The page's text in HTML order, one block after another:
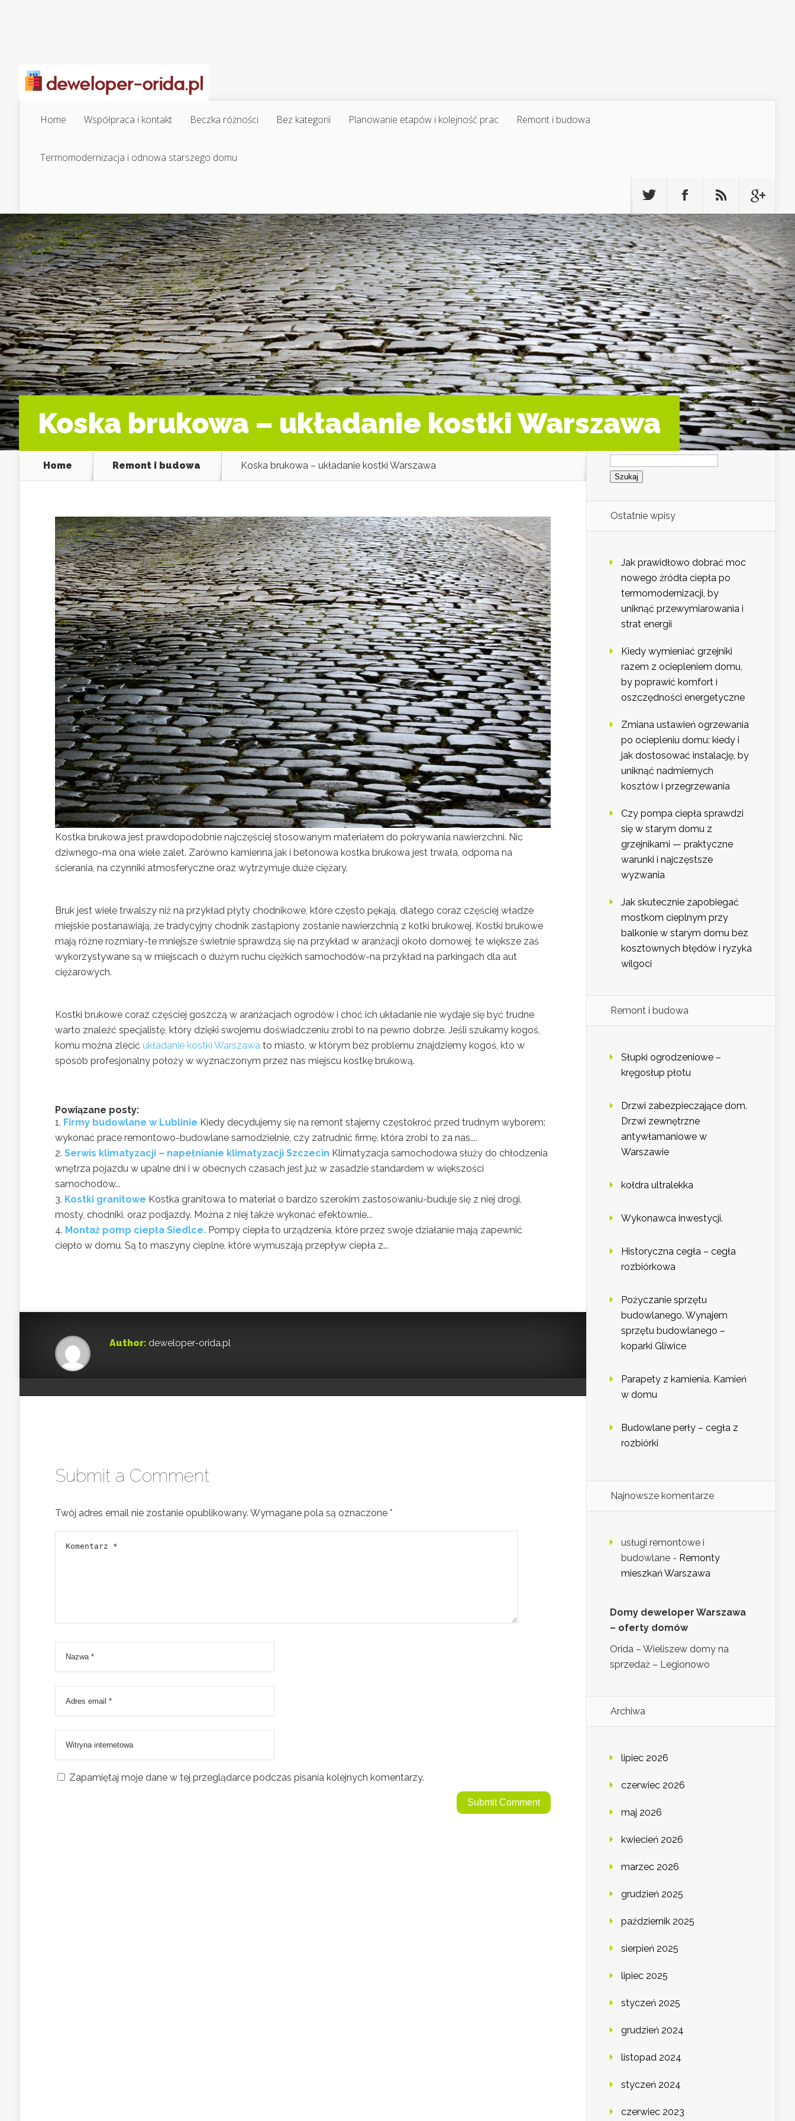
Home Współpraca i kontakt Beczka różności Bez kategorii Planowanie etapów i kolejność prac Remont i budowa
Termomodernizacja i odnowa starszego domu
Koska brukowa – układanie kostki Warszawa
Home Remont i budowa Koska brukowa – układanie kostki Warszawa
Kostka brukowa jest prawdopodobnie najczęściej stosowanym materiałem do pokrywania nawierzchni. Nic
dziwnego-ma ona wiele zalet. Zarówno kamienna jak i betonowa kostka brukowa jest trwała, odporna na
ścierania, na czynniki atmosferyczne oraz wytrzymuje duże ciężary.
Bruk jest wiele trwalszy niż na przykład płyty chodnikowe, które często pękają, dlatego coraz częściej władze
miejskie postanawiają, że tradycyjny chodnik zastąpiony zostanie nawierzchnią z kotki brukowej. Kostki brukowe
mają różne rozmiary-te mniejsze świetnie sprawdzą się na przykład w aranżacji około domowej, te większe zaś
wykorzystywane są w miejscach o dużym ruchu ciężkich samochodów-na przykład na parkingach dla aut
ciężarowych.
Kostki brukowe coraz częściej goszczą w aranżacjach ogrodów i choć ich układanie nie wydaje się być trudne
warto znaleźć specjalistę, który dzięki swojemu doświadczeniu zrobi to na pewno dobrze. Jeśli szukamy kogoś,
komu można zlecić układanie kostki Warszawa to miasto, w którym bez problemu znajdziemy kogoś, kto w
sposób profesjonalny położy w wyznaczonym przez nas miejscu kostkę brukową.
Powiązane posty:
Firmy budowlane w Lublinie Kiedy decydujemy się na remont stajemy częstokroć przed trudnym wyborem:
wykonać prace remontowo-budowlane samodzielnie, czy zatrudnić firmę, która zrobi to za nas....
Serwis klimatyzacji – napełnianie klimatyzacji Szczecin Klimatyzacja samochodowa służy do chłodzenia
wnętrza pojazdu w upalne dni i w obecnych czasach jest już w zasadzie standardem w większości
samochodów...
Kostki granitowe Kostka granitowa to materiał o bardzo szerokim zastosowaniu-buduje się z niej drogi,
mosty, chodniki, oraz podjazdy. Można z niej także wykonać efektownie...
Montaż pomp ciepła Siedlce. Pompy ciepła to urządzenia, które przez swoje działanie mają zapewnić
ciepło w domu. Są to maszyny cieplne, które wymuszają przepływ ciepła z...
Author: deweloper-orida.pl
Submit a Comment
Twój adres email nie zostanie opublikowany. Wymagane pola są oznaczone *
Zapamiętaj moje dane w tej przeglądarce podczas pisania kolejnych komentarzy.
Szukaj:
Ostatnie wpisy
Jak prawidłowo dobrać moc
nowego źródła ciepła po
termomodernizacji, by
uniknąć przewymiarowania i
strat energii
Kiedy wymieniać grzejniki
razem z ociepleniem domu,
by poprawić komfort i
oszczędności energetyczne
Zmiana ustawień ogrzewania
po ociepleniu domu: kiedy i
jak dostosować instalację, by
uniknąć nadmiernych
kosztów i przegrzewania
Czy pompa ciepła sprawdzi
się w starym domu z
grzejnikami — praktyczne
warunki i najczęstsze
wyzwania
Jak skutecznie zapobiegać
mostkom cieplnym przy
balkonie w starym domu bez
kosztownych błędów i ryzyka
wilgoci
Remont i budowa
Słupki ogrodzeniowe –
kręgosłup płotu
Drzwi zabezpieczające dom.
Drzwi zewnętrzne
antywłamaniowe w
Warszawie
kołdra ultralekka
Wykonawca inwestycji.
Historyczna cegła – cegła
rozbiórkowa
Pożyczanie sprzętu
budowlanego. Wynajem
sprzętu budowlanego –
koparki Gliwice
Parapety z kamienia. Kamień
w domu
Budowlane perły – cegła z
rozbiórki
Najnowsze komentarze
usługi remontowe i
budowlane - Remonty
mieszkań Warszawa
Domy deweloper Warszawa
– oferty domów
Orida – Wieliszew domy na
sprzedaż – Legionowo
Archiwa
lipiec 2026
czerwiec 2026
maj 2026
kwiecień 2026
marzec 2026
grudzień 2025
październik 2025
sierpień 2025
lipiec 2025
styczeń 2025
grudzień 2024
listopad 2024
styczeń 2024
czerwiec 2023